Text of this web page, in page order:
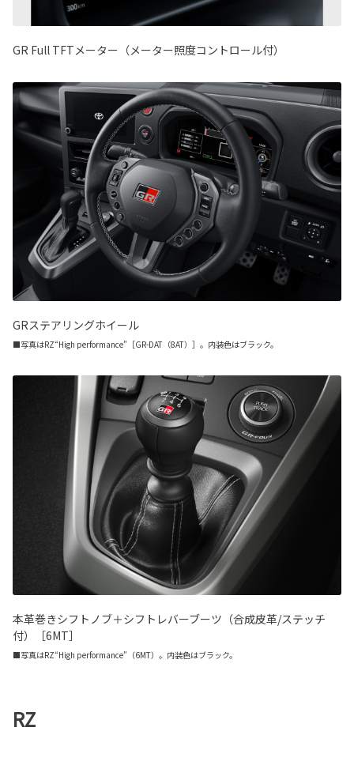
GR Full TFTメーター（メーター照度コントロール付）
GRステアリングホイール
■写真はRZ“High performance”［GR-DAT（8AT）］。内装色はブラック。
本革巻きシフトノブ＋シフトレバーブーツ（合成皮革/ステッチ
付）［6MT］
■写真はRZ“High performance”（6MT）。内装色はブラック。
RZ